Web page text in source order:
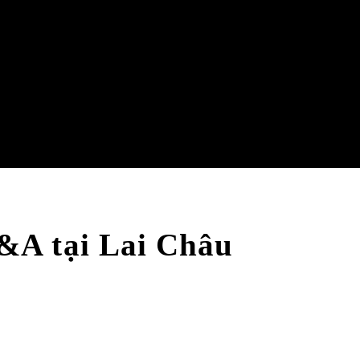
tại Lai Châu